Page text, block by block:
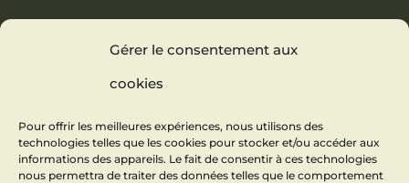
Gérer le consentement aux
cookies
Pour offrir les meilleures expériences, nous utilisons des
technologies telles que les cookies pour stocker et/ou accéder aux
informations des appareils. Le fait de consentir à ces technologies
nous permettra de traiter des données telles que le comportement
PETITS POIS
DE FIGUE
PÉTILLANTE AU